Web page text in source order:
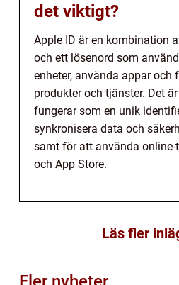
det viktigt?
Apple ID är en kombination
och ett lösenord som
enheter, använda appar
produkter och tjänster. Det
fungerar som en unik
synkronisera data och
samt för att använda
och App Store.
Läs fler